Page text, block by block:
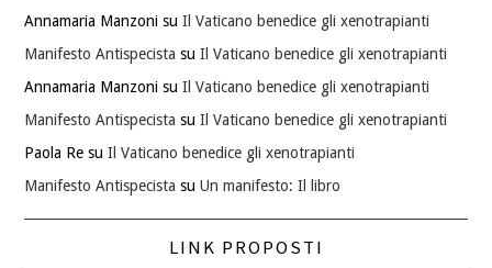
Annamaria Manzoni suIl Vaticano benedice gli xenotrapianti
Manifesto Antispecista suIl Vaticano benedice gli xenotrapianti
Annamaria Manzoni suIl Vaticano benedice gli xenotrapianti
Manifesto Antispecista suIl Vaticano benedice gli xenotrapianti
Paola Re suIl Vaticano benedice gli xenotrapianti
Manifesto Antispecista suUn manifesto: Il libro
LINK PROPOSTI